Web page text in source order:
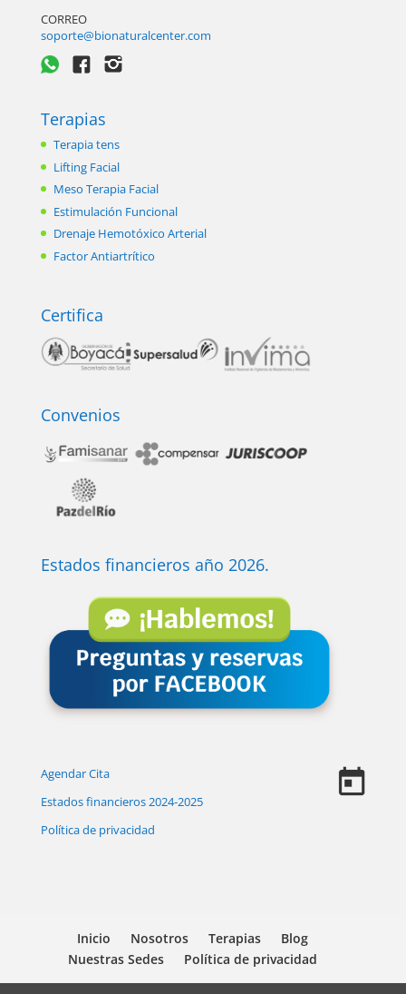
CORREO
soporte@bionaturalcenter.com
Terapias
Terapia tens
Lifting Facial
Meso Terapia Facial
Estimulación Funcional
Drenaje Hemotóxico Arterial
Factor Antiartrítico
Certifica
Convenios
Estados financieros año 2026.
Agendar Cita
Estados financieros 2024-2025
Política de privacidad
Inicio Nosotros Terapias
Blog
Nuestras Sedes
Política de privacidad